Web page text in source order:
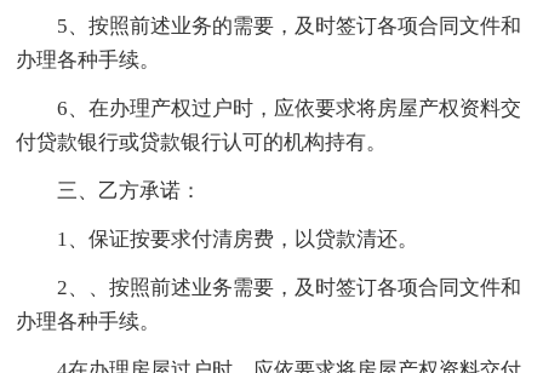
5、按照前述业务的需要，及时签订各项合同文件和
办理各种手续。
6、在办理产权过户时，应依要求将房屋产权资料交
付贷款银行或贷款银行认可的机构持有。
三、乙方承诺：
1、保证按要求付清房费，以贷款清还。
2、、按照前述业务需要，及时签订各项合同文件和
办理各种手续。